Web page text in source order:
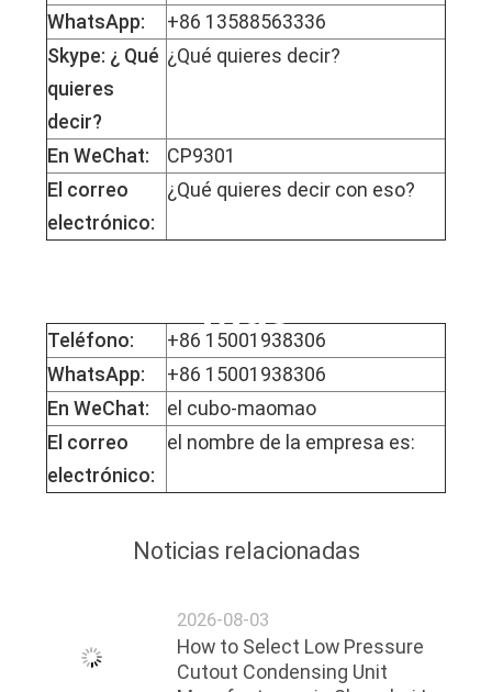
WhatsApp:
+86 13588563336
Skype: ¿ Qué
quieres
decir?
¿Qué quieres decir?
En WeChat:
CP9301
El correo
electrónico:
¿Qué quieres decir con eso?
Teléfono:
+86 15001938306
WhatsApp:
+86 15001938306
En WeChat:
el cubo-maomao
El correo
electrónico:
el nombre de la empresa es:
Noticias relacionadas
2026-08-03
How to Select Low Pressure
Cutout Condensing Unit